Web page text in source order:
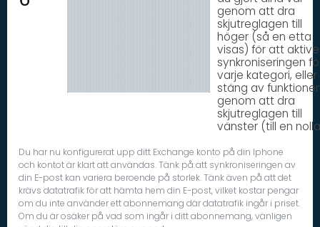
genom att dra
skjutreglagen till
höger (så en etta
visas) för att
synkroniseringen
varje kategori, eller
stäng av
genom att dra
skjutreglagen till
vänster (till en
Du har nu konfigurerat upp ditt Exchange konto på din Iphone
och kontot är klart att användas. Tänk på att synkroniseringen av
din E-post kan variera beroende på storlek. Tänk även på att det
krävs datatrafik för att hämta hem din E-post, vilket kostar pengar
om du inte använder ett abonnemang där datatrafik ingår i priset.
Om du är osäker på vad som ingår i ditt abonnemang, vänligen